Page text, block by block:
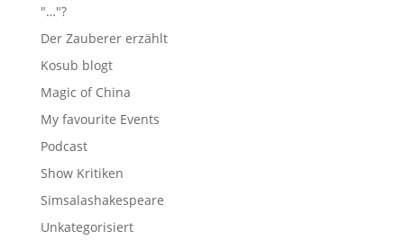
"…"?
Der Zauberer erzählt
Kosub blogt
Magic of China
My favourite Events
Podcast
Show Kritiken
Simsalashakespeare
Unkategorisiert